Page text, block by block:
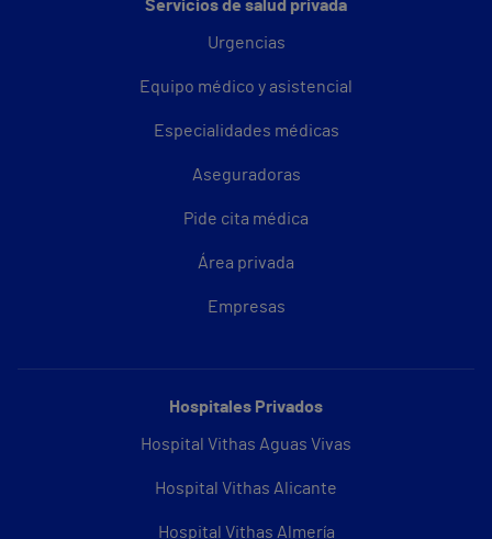
Servicios de salud privada
Urgencias
Equipo médico y asistencial
Especialidades médicas
Aseguradoras
Pide cita médica
Área privada
Empresas
Hospitales Privados
Hospital Vithas Aguas Vivas
Hospital Vithas Alicante
Hospital Vithas Almería